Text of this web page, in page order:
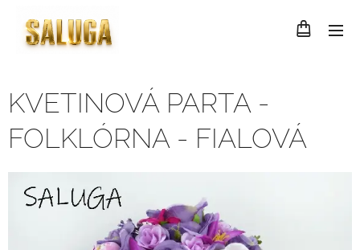
KVETINOVÁ PARTA -
FOLKLÓRNA - FIALOVÁ